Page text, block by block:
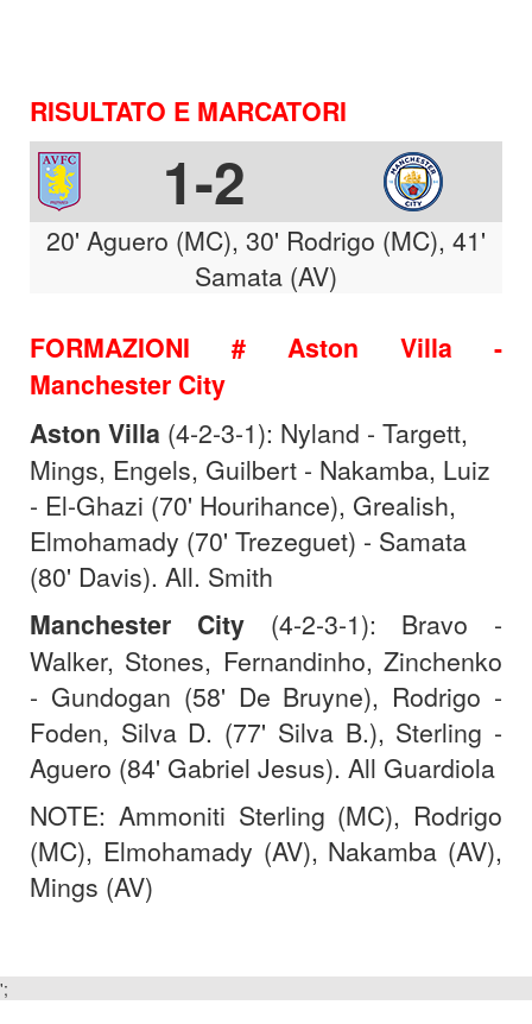
RISULTATO E MARCATORI
1-2
20' Aguero (MC), 30' Rodrigo (MC), 41'
Samata (AV)
FORMAZIONI # Aston Villa -
Manchester City
Aston Villa (4-2-3-1): Nyland - Targett,
Mings, Engels, Guilbert - Nakamba, Luiz
- El-Ghazi (70' Hourihance), Grealish,
Elmohamady (70' Trezeguet) - Samata
(80' Davis). All. Smith
Manchester City(4-2-3-1): Bravo -
Walker, Stones, Fernandinho, Zinchenko
- Gundogan (58' De Bruyne), Rodrigo -
Foden, Silva D. (77' Silva B.), Sterling -
Aguero (84' Gabriel Jesus). All Guardiola
NOTE: Ammoniti Sterling (MC), Rodrigo
(MC), Elmohamady (AV), Nakamba (AV),
Mings (AV)
';